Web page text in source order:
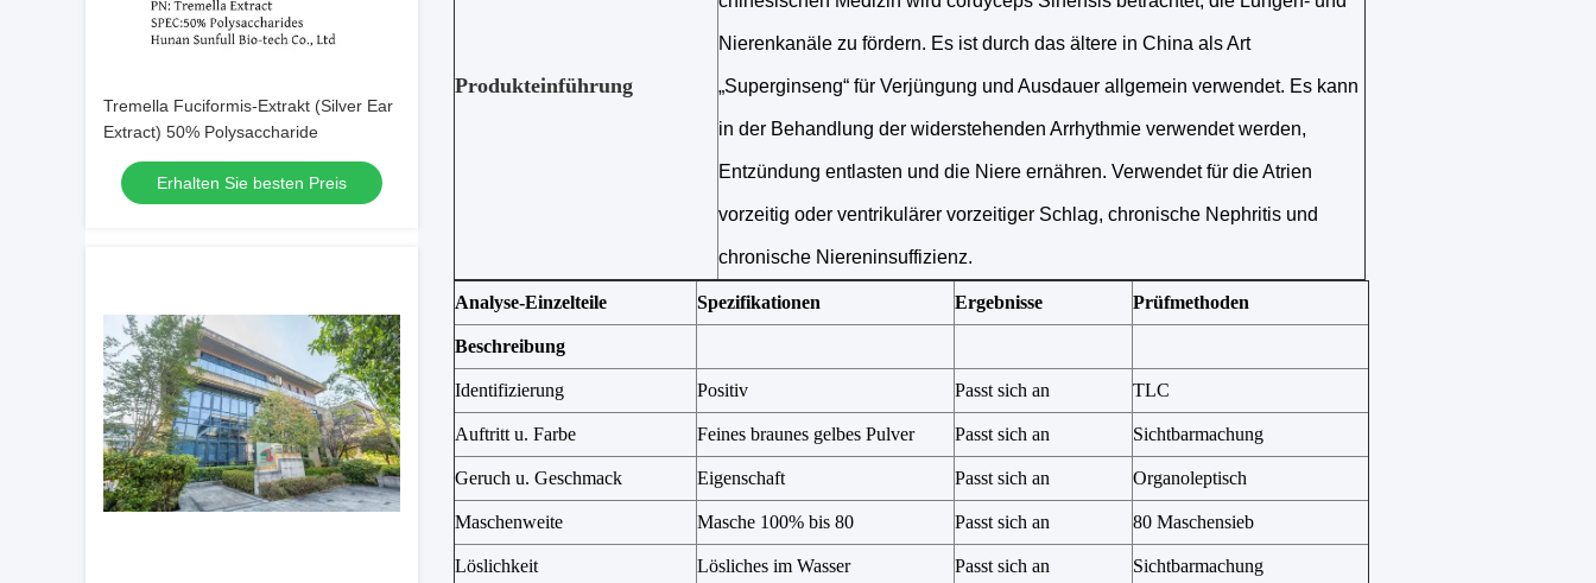
Tremella Fuciformis-Extrakt (Silver Ear
Extract) 50% Polysaccharide
Erhalten Sie besten Preis
Produkteinführung
Nierenkanäle zu fördern. Es ist durch das ältere in China als Art
„Superginseng“ für Verjüngung und Ausdauer allgemein verwendet. Es kann
in der Behandlung der widerstehenden Arrhythmie verwendet werden,
Entzündung entlasten und die Niere ernähren. Verwendet für die Atrien
vorzeitig oder ventrikulärer vorzeitiger Schlag, chronische Nephritis und
chronische Niereninsuffizienz.
Analyse-Einzelteile Spezifikationen Ergebnisse Prüfmethoden
Beschreibung
Identifizierung Positiv Passt sich an TLC
Auftritt u. Farbe Feines braunes gelbes Pulver Passt sich an Sichtbarmachung
Geruch u. Geschmack Eigenschaft Passt sich an Organoleptisch
Maschenweite Masche 100% bis 80 Passt sich an 80 Maschensieb
Löslichkeit Lösliches im Wasser Passt sich an Sichtbarmachung